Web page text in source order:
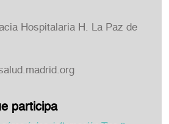
Hospitalaria H. La Paz de
participa